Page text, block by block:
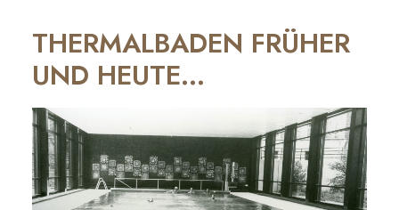
THERMALBADEN FRÜHER
UND HEUTE…